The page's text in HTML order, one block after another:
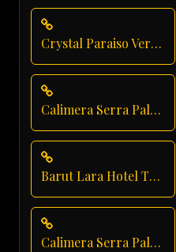
Crystal Paraiso Verde Family Transfer
Calimera Serra Palace Private Transfer
Barut Lara Hotel Transfer
Calimera Serra Palace Hotel Transfer